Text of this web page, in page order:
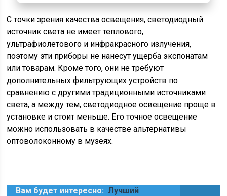
С точки зрения качества освещения, светодиодный
источник света не имеет теплового,
ультрафиолетового и инфракрасного излучения,
поэтому эти приборы не нанесут ущерба экспонатам
или товарам. Кроме того, они не требуют
дополнительных фильтрующих устройств по
сравнению с другими традиционными источниками
света, а между тем, светодиодное освещение проще в
установке и стоит меньше. Его точное освещение
можно использовать в качестве альтернативы
оптоволоконному в музеях.
Вам будет интересно: Лучший